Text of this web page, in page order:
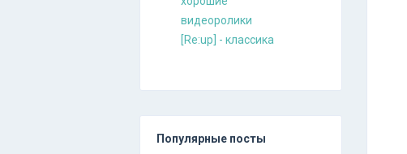
видеоролики
[Re:up] - классика
Популярные посты